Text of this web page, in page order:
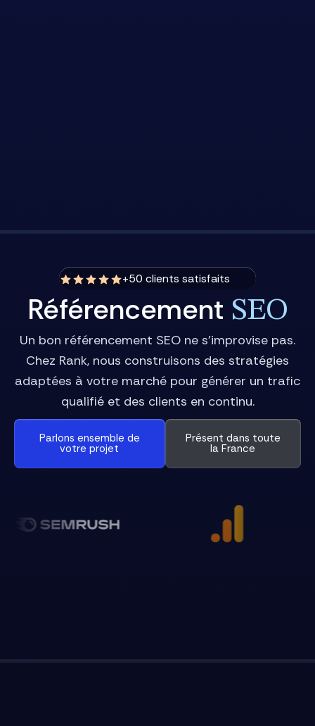
+50 clients satisfaits
Référencement SEO
Un bon référencement SEO ne s’improvise pas.
Chez Rank, nous construisons des stratégies
adaptées à votre marché pour générer un trafic
qualifié et des clients en continu.
Parlons ensemble de
votre projet
Présent dans toute
la France